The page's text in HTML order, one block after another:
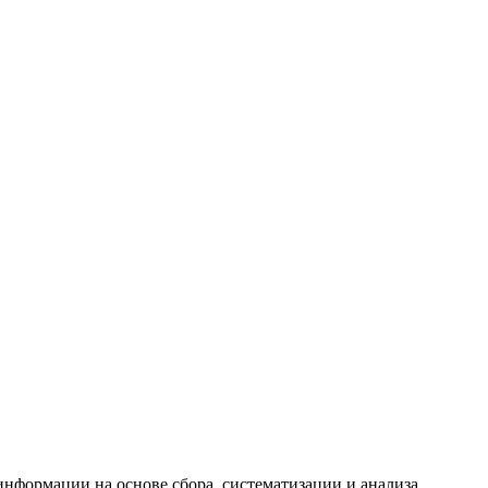
на основе сбора, систематизации и анализа